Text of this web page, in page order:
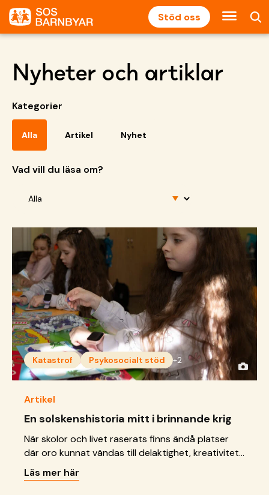
Stöd oss
Nyheter och artiklar
Kategorier
Alla Artikel Nyhet
Vad vill du läsa om?
Katastrof Psykosocialt stöd +2
Artikel
En solskenshistoria mitt i brinnande krig
När skolor och livet raserats finns ändå platser
där oro kunnat vändas till delaktighet, kreativitet
och framtidsdrömmar.
Läs mer här